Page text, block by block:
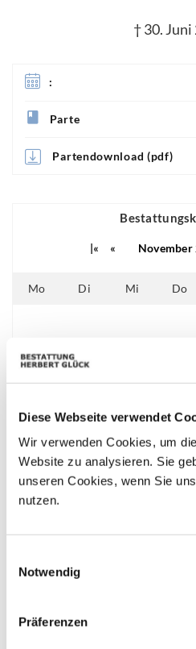
Diese Webseite verwendet
Wir verwenden Cookies, um
Website zu analysieren. Sie
unseren Cookies, wenn Sie
nutzen.
Notwendig
Präferenzen
† 30.
:
Parte
Partendownload (pdf)
|« « November
Mo Di Mi Do
04 05
18 20
28